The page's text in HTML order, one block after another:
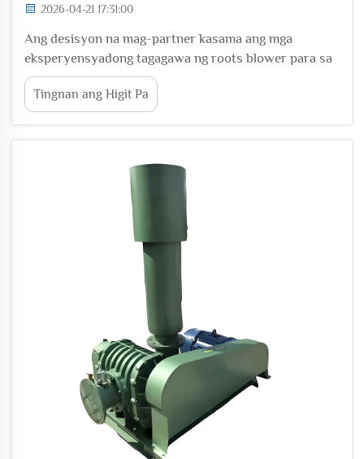
2026-04-21 17:31:00
Ang desisyon na mag-partner kasama ang mga
eksperyensyadong tagagawa ng roots blower para sa
mga aplikasyon ng OEM ay isang mahalagang
estratehikong pagpili na maaaring magtakda ng
tagumpay o kabiguan ng mga operasyong pang-
Tingnan ang Higit Pa